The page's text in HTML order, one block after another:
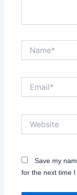
Save my
for the next time